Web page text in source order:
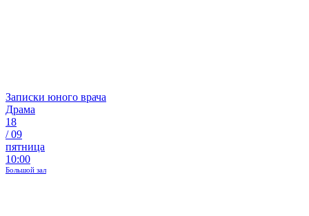
Записки юного врача
Драма
18
/09
пятница
10:00
Большой зал